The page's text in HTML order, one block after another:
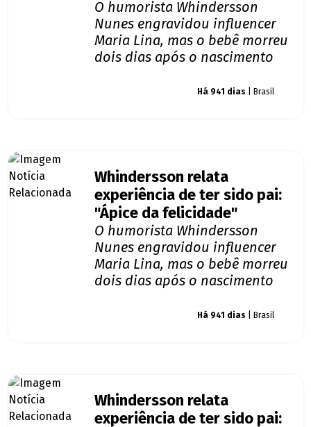
O humorista Whindersson
Nunes engravidou influencer
Maria Lina, mas o bebê morreu
dois dias após o nascimento
Há 941 dias | Brasil
Whindersson relata
experiência de ter sido pai:
"Ápice da felicidade"
O humorista Whindersson
Nunes engravidou influencer
Maria Lina, mas o bebê morreu
dois dias após o nascimento
Há 941 dias | Brasil
Whindersson relata
experiência de ter sido pai: